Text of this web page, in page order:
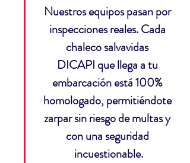
Nuestros equipos pasan por
inspecciones reales. Cada
chaleco salvavidas
DICAPI que llega a tu
embarcación está 100%
homologado, permitiéndote
zarpar sin riesgo de multas y
con una seguridad
incuestionable.